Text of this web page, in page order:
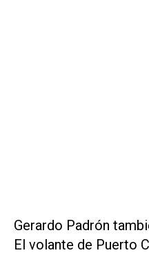
Gerardo Padrón
El volante de Puerto